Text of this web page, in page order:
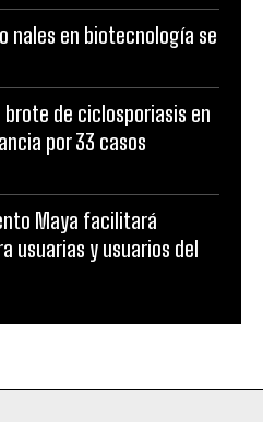
nales en biotecnología se
de ciclosporiasis en
por 33 casos
Maya facilitará
usuarias y usuarios del